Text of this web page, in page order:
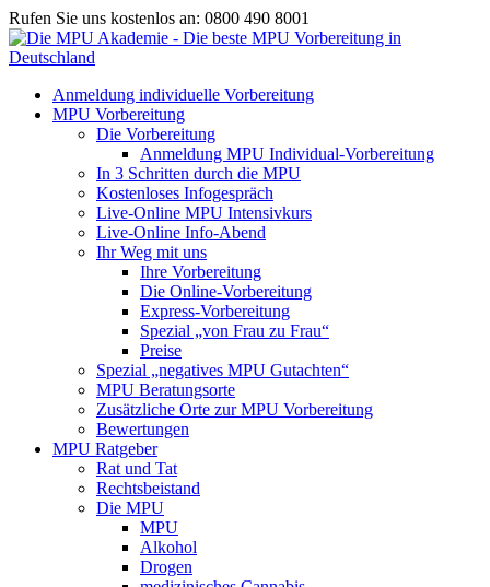
Rufen Sie uns kostenlos an: 0800 490 8001
Anmeldung individuelle Vorbereitung
MPU Vorbereitung
Die Vorbereitung
Anmeldung MPU Individual-Vorbereitung
In 3 Schritten durch die MPU
Kostenloses Infogespräch
Live-Online MPU Intensivkurs
Live-Online Info-Abend
Ihr Weg mit uns
Ihre Vorbereitung
Die Online-Vorbereitung
Express-Vorbereitung
Spezial „von Frau zu Frau“
Preise
Spezial „negatives MPU Gutachten“
MPU Beratungsorte
Zusätzliche Orte zur MPU Vorbereitung
Bewertungen
MPU Ratgeber
Rat und Tat
Rechtsbeistand
Die MPU
MPU
Alkohol
Drogen